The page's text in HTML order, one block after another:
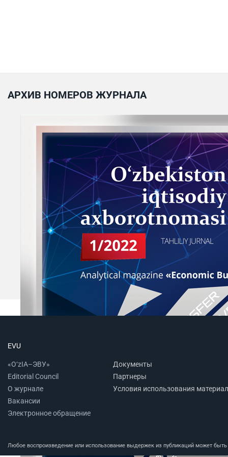
АРХИВ НОМЕРОВ ЖУРНАЛА
EVU
«O‘zIA–ЭВУ»
Editorial Council
О журнале
Вакансии
Электронное обращение
Документы
Партнеры
Условия использования
Любое воспроизведение или использование выдержек из публикаций может